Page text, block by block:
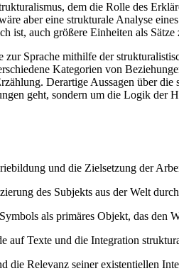
dem die Rolle des
aber eine strukturale Analyse
ist, auch größere Einheiten als
Sprache mithilfe der
Kategorien von
Derartige Aussagen über
geht, sondern um die Logik der
und die Zielsetzung der
des Subjekts aus der Welt
als primäres Objekt, das den
auf Texte und die Integration
Relevanz seiner existentiellen